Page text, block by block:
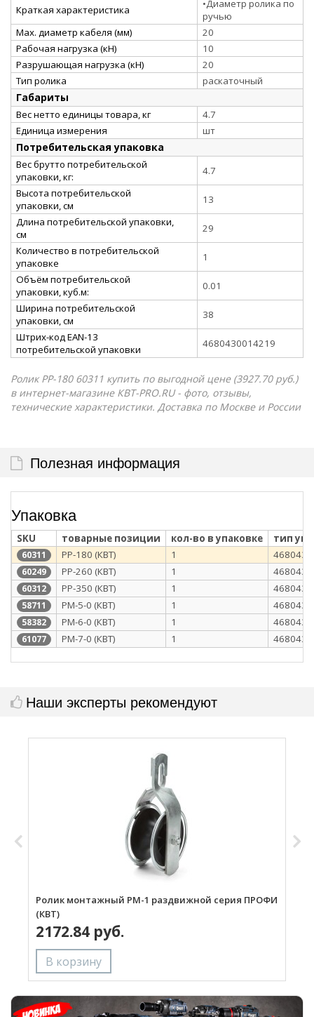
Краткая характеристика
•Диаметр ролика по
ручью
Мах. диаметр кабеля (мм)
20
Рабочая нагрузка (кН)
10
Разрушающая нагрузка (кН)
20
Тип ролика
раскаточный
Габариты
Вес нетто единицы товара, кг
4.7
Единица измерения
шт
Потребительская упаковка
Вес брутто потребительской
упаковки, кг:
4.7
Высота потребительской
упаковки, см
13
Длина потребительской упаковки,
см
29
Количество в потребительской
упаковке
1
Объём потребительской
упаковки, куб.м:
0.01
Ширина потребительской
упаковки, см
38
Штрих-код EAN-13
потребительской упаковки
4680430014219
Ролик РР-180 60311 купить по выгодной цене (3927.70 руб.)
в интернет-магазине КВТ-PRO.RU - фото, отзывы,
технические характеристики. Доставка по Москве и России
Полезная информация
Упаковка
SKU товарные позиции кол-во в упаковке тип
60311 РР-180 (КВТ) 1
60249 РР-260 (КВТ) 1
60312 РР-350 (КВТ) 1
58711 РМ-5-0 (КВТ) 1
58382 РМ-6-0 (КВТ) 1
61077 РМ-7-0 (КВТ) 1
Наши эксперты рекомендуют
Ролик монтажный РМ-1 раздвижной серия ПРОФИ
(КВТ)
2172.84 руб.